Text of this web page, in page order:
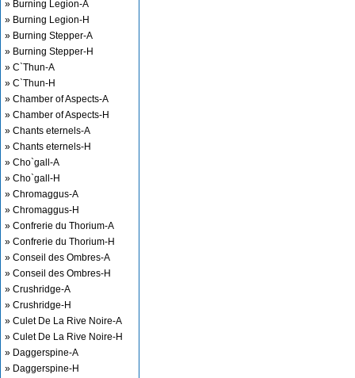
» Burning Legion-A
» Burning Legion-H
» Burning Stepper-A
» Burning Stepper-H
» C`Thun-A
» C`Thun-H
» Chamber of Aspects-A
» Chamber of Aspects-H
» Chants eternels-A
» Chants eternels-H
» Cho`gall-A
» Cho`gall-H
» Chromaggus-A
» Chromaggus-H
» Confrerie du Thorium-A
» Confrerie du Thorium-H
» Conseil des Ombres-A
» Conseil des Ombres-H
» Crushridge-A
» Crushridge-H
» Culet De La Rive Noire-A
» Culet De La Rive Noire-H
» Daggerspine-A
» Daggerspine-H